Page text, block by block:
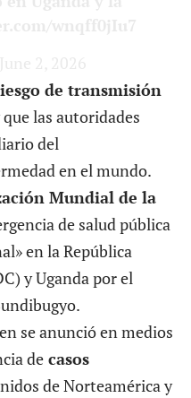
de transmisión
que las autoridades
del
en el mundo.
Mundial de la
de salud pública
en la República
y Uganda por el
se anunció en medios
de casos
de Norteamérica y